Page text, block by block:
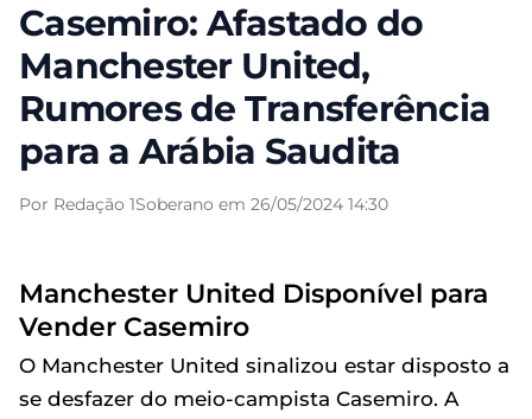
Casemiro: Afastado do
Manchester United,
Rumores de Transferência
para a Arábia Saudita
Por Redação 1Soberano em 26/05/2024 14:30
Manchester United Disponível para
Vender Casemiro
O Manchester United sinalizou estar disposto a
se desfazer do meio-campista Casemiro. A